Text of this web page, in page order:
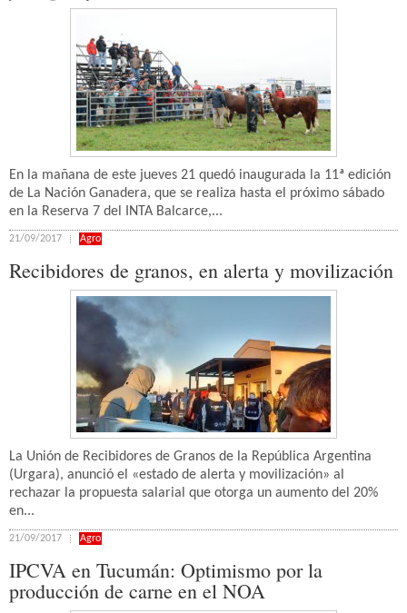
En la mañana de este jueves 21 quedó inaugurada la 11ª edición
de La Nación Ganadera, que se realiza hasta el próximo sábado
en la Reserva 7 del INTA Balcarce,...
21/09/2017 Agro
Recibidores de granos, en alerta y movilización
La Unión de Recibidores de Granos de la República Argentina
(Urgara), anunció el «estado de alerta y movilización» al
rechazar la propuesta salarial que otorga un aumento del 20%
en...
21/09/2017 Agro
IPCVA en Tucumán: Optimismo por la
producción de carne en el NOA